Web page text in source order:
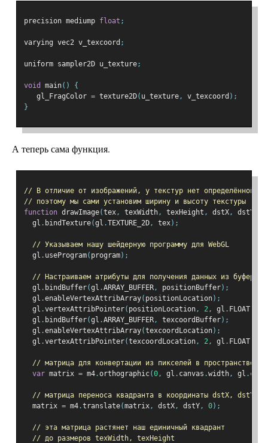
precision mediump float ;
varying vec2 v_texcoord ;
uniform sampler2D u_texture;
void main()
{
   gl_FragColor
= texture2D( u_texture, v_texcoord );
}
А теперь сама функция.
// В отличие от изображений, у текстур нет определённой
// поэтому мы сами установим ширину и высоту текстуры
function drawImage(tex, texWidth, texHeight , dstX, dstY
  gl
. bindTexture(gl .TEXTURE_2D, tex);
// Указываем нашу шейдерную программу для WebGL
  gl
. useProgram( program);
// Настраиваем атрибуты для получения данных из буферов
  gl
. bindBuffer(gl .ARRAY_BUFFER, positionBuffer);
  gl
.enableVertexAttribArray( positionLocation);
  gl
.vertexAttribPointer( positionLocation, 2, gl . FLOAT
  gl
. bindBuffer(gl .ARRAY_BUFFER, texcoordBuffer);
  gl
.enableVertexAttribArray(texcoordLocation);
  gl
.vertexAttribPointer(texcoordLocation, 2, gl . FLOAT
// матрица для конвертации из пикселей в пространство
var matrix = m4.orthographic(0, gl . canvas .width, gl .
// матрица переноса квадранта в координаты dstX, dstY
  matrix
= m4.translate(matrix, dstX, dstY, 0);
// эта матрица растянет наш единичный квадрант
// до размеров texWidth, texHeight